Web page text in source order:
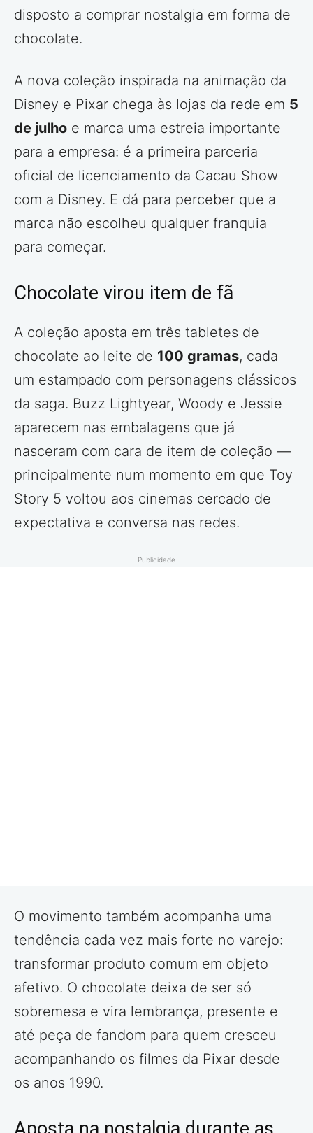
disposto a comprar nostalgia em forma de
chocolate.
A nova coleção inspirada na animação da
Disney e Pixar chega às lojas da rede em 5
de julho e marca uma estreia importante
para a empresa: é a primeira parceria
oficial de licenciamento da Cacau Show
com a Disney. E dá para perceber que a
marca não escolheu qualquer franquia
para começar.
Chocolate virou item de fã
A coleção aposta em três tabletes de
chocolate ao leite de 100 gramas, cada
um estampado com personagens clássicos
da saga. Buzz Lightyear, Woody e Jessie
aparecem nas embalagens que já
nasceram com cara de item de coleção —
principalmente num momento em que Toy
Story 5 voltou aos cinemas cercado de
expectativa e conversa nas redes.
Publicidade
O movimento também acompanha uma
tendência cada vez mais forte no varejo:
transformar produto comum em objeto
afetivo. O chocolate deixa de ser só
sobremesa e vira lembrança, presente e
até peça de fandom para quem cresceu
acompanhando os filmes da Pixar desde
os anos 1990.